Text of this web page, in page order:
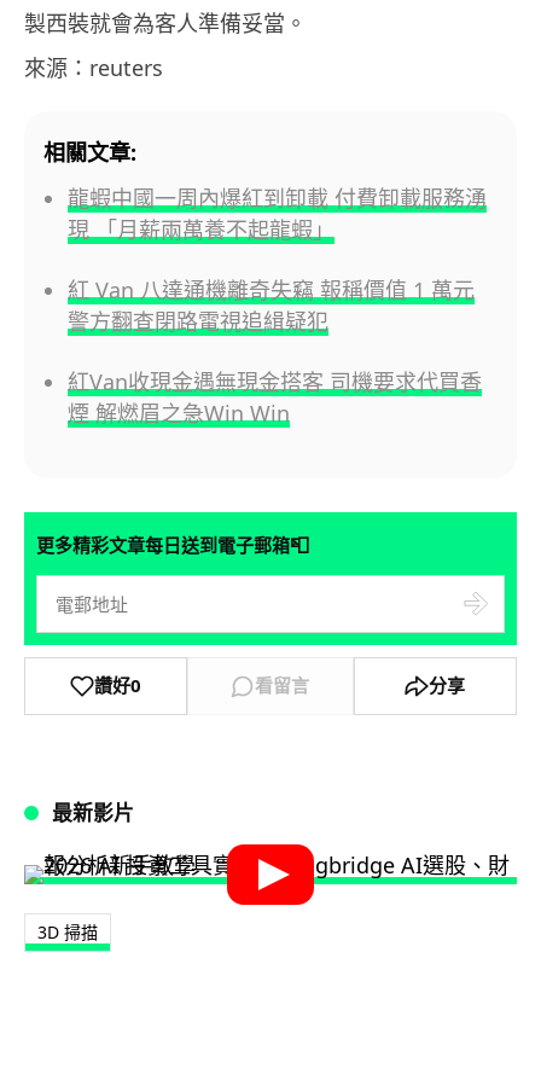
製西裝就會為客人準備妥當。
來源：reuters
相關文章:
龍蝦中國一周內爆紅到卸載 付費卸載服務湧
現 「月薪兩萬養不起龍蝦」
紅 Van 八達通機離奇失竊 報稱價值 1 萬元
警方翻查閉路電視追緝疑犯
紅Van收現金遇無現金搭客 司機要求代買香
煙 解燃眉之急Win Win
更多精彩文章每日送到電子郵箱📮
讚好0 看留言 分享
最新影片
3D 掃描